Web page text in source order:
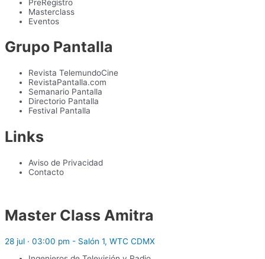
PreRegístro
Masterclass
Eventos
Grupo Pantalla
Revista TelemundoCine
RevistaPantalla.com
Semanario Pantalla
Directorio Pantalla
Festival Pantalla
Links
Aviso de Privacidad
Contacto
Master Class Amitra
28 jul · 03:00 pm - Salón 1, WTC CDMX